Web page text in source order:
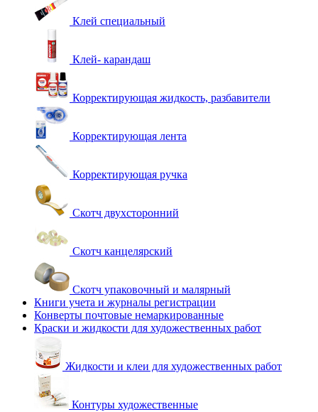
Клей специальный
Клей- карандаш
Корректирующая жидкость, разбавители
Корректирующая лента
Корректирующая ручка
Скотч двухсторонний
Скотч канцелярский
Скотч упаковочный и малярный
Книги учета и журналы регистрации
Конверты почтовые немаркированные
Краски и жидкости для художественных работ
Жидкости и клеи для художественных работ
Контуры художественные